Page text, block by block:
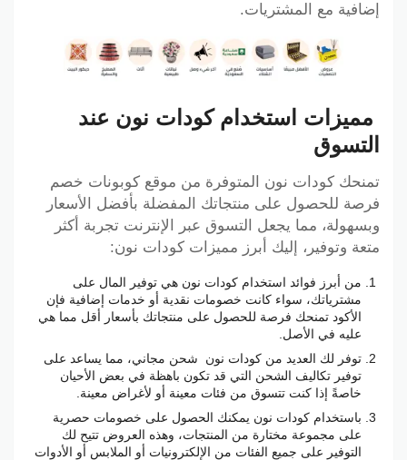
إضافية مع المشتريات.
مميزات استخدام كودات نون عند
التسوق
تمنحك كودات نون المتوفرة من موقع كوبونات خصم
فرصة للحصول على منتجاتك المفضلة بأفضل الأسعار
وبسهولة، مما يجعل التسوق عبر الإنترنت تجربة أكثر
متعة وتوفير، إليك أبرز مميزات كودات نون:
من أبرز فوائد استخدام كودات نون هي توفير المال على
مشترياتك، سواء كانت خصومات نقدية أو خدمات إضافية فإن
الأكود تمنحك فرصة للحصول على منتجاتك بأسعار أقل مما هي
عليه في الأصل.
توفر لك العديد من كودات نون شحن مجاني، مما يساعد على
توفير تكاليف الشحن التي قد تكون باهظة في بعض الأحيان
خاصةً إذا كنت تتسوق من فئات معينة أو لأغراض معينة.
باستخدام كودات نون يمكنك الحصول على خصومات حصرية
على مجموعة مختارة من المنتجات، وهذه العروض تتيح لك
التوفير على جميع الفئات من الإلكترونيات أو الملابس أو الأدوات